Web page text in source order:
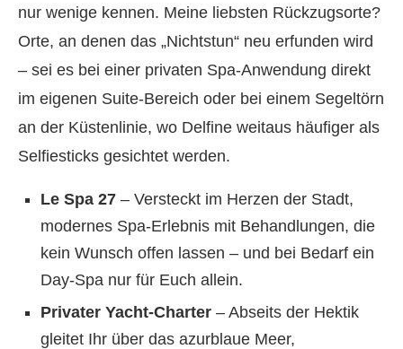
nur wenige kennen. Meine liebsten Rückzugsorte?
Orte, an denen das „Nichtstun“ neu erfunden wird
– sei es bei einer privaten Spa-Anwendung direkt
im eigenen Suite-Bereich oder bei einem Segeltörn
an der Küstenlinie, wo Delfine weitaus häufiger als
Selfiesticks gesichtet werden.
Le Spa 27 – Versteckt im Herzen der Stadt,
modernes Spa-Erlebnis mit Behandlungen, die
kein Wunsch offen lassen – und bei Bedarf ein
Day-Spa nur für Euch allein.
Privater Yacht-Charter – Abseits der Hektik
gleitet Ihr über das azurblaue Meer,